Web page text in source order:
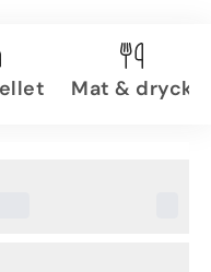
Mat & dryck